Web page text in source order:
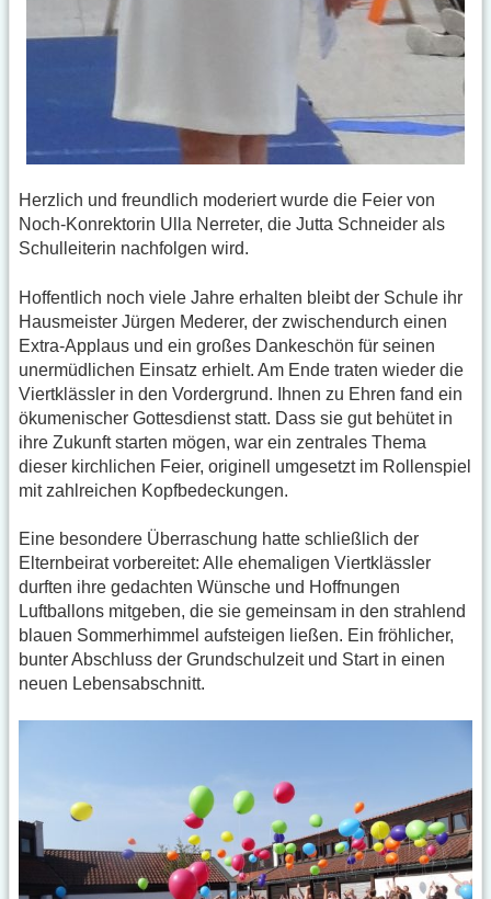
Herzlich und freundlich moderiert wurde die Feier von
Noch-Konrektorin Ulla Nerreter, die Jutta Schneider als
Schulleiterin nachfolgen wird.
Hoffentlich noch viele Jahre erhalten bleibt der Schule ihr
Hausmeister Jürgen Mederer, der zwischendurch einen
Extra-Applaus und ein großes Dankeschön für seinen
unermüdlichen Einsatz erhielt. Am Ende traten wieder die
Viertklässler in den Vordergrund. Ihnen zu Ehren fand ein
ökumenischer Gottesdienst statt. Dass sie gut behütet in
ihre Zukunft starten mögen, war ein zentrales Thema
dieser kirchlichen Feier, originell umgesetzt im Rollenspiel
mit zahlreichen Kopfbedeckungen.
Eine besondere Überraschung hatte schließlich der
Elternbeirat vorbereitet: Alle ehemaligen Viertklässler
durften ihre gedachten Wünsche und Hoffnungen
Luftballons mitgeben, die sie gemeinsam in den strahlend
blauen Sommerhimmel aufsteigen ließen. Ein fröhlicher,
bunter Abschluss der Grundschulzeit und Start in einen
neuen Lebensabschnitt.